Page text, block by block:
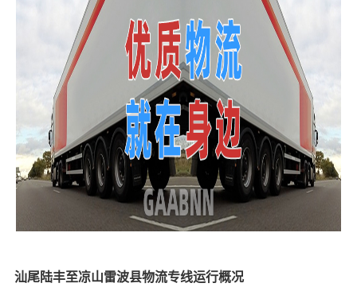
汕尾陆丰至凉山雷波县物流专线运行概况